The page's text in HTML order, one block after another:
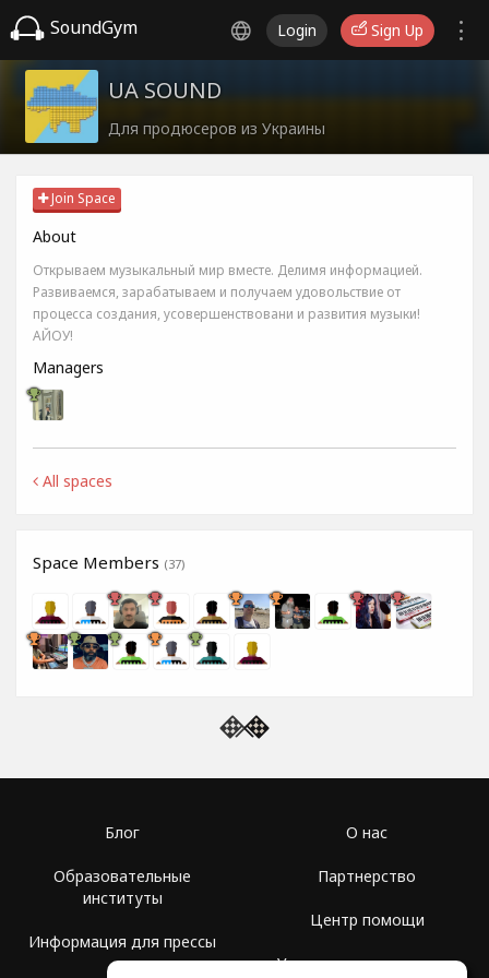
SoundGym Login Sign Up
UA SOUND
Для продюсеров из Украины
Join Space
About
Открываем музыкальный мир вместе. Делимя информацией.
Развиваемся, зарабатываем и получаем удовольствие от
процесса создания, усовершенствовани и развития музыки!
АЙОУ!
Managers
All spaces
Space Members (37)
Блог
Образовательные
институты
Информация для прессы
О нас
Партнерство
Центр помощи
Условия использования